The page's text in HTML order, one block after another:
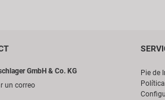
GmbH & Co. KG
un correo
Pie de